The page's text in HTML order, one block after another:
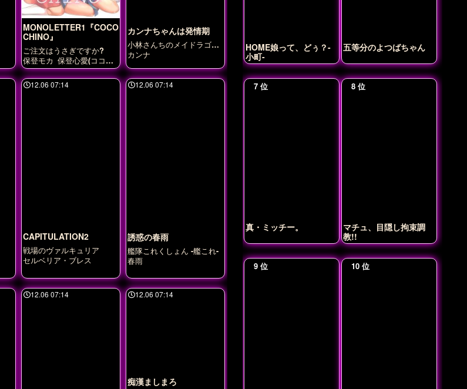
MONOLETTER1『COCO
CHINO』
ご注文はうさぎですか?
保登モカ 保登心愛(ココ
ア) 香風智乃(チノ）
カンナちゃんは発情期
小林さんちのメイドラゴ
ン
カンナ
12.06 07:14
CAPITULATION2
戦場のヴァルキュリア
セルベリア・ブレス
12.06 07:14
誘惑の春雨
艦隊これくしょん -艦これ-
春雨
12.06 07:14 12.06 07:14
痴漢ましまろ
HOME娘って、どぅ？-
小町-
五等分のよつばちゃん
真・ミッチー。
マチュ、目隠し拘束調
教!!